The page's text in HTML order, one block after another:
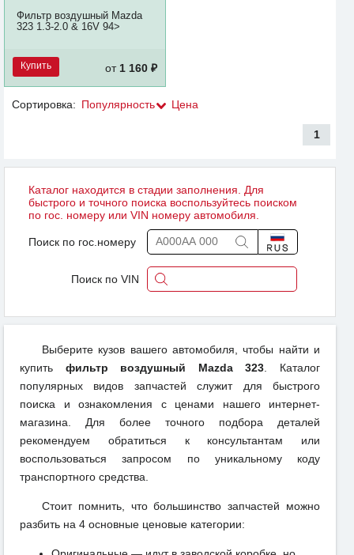
Фильтр воздушный Mazda
323 1.3-2.0 & 16V 94>
Купить от 1 160 ₽
Сортировка: Популярность Цена
1
Каталог находится в стадии заполнения. Для
быстрого и точного поиска воспользуйтесь поиском
по гос. номеру или VIN номеру автомобиля.
Поиск по гос.номеру
Поиск по VIN
Выберите кузов вашего автомобиля, чтобы найти и
купить фильтр воздушный Mazda 323 . Каталог
популярных видов запчастей служит для быстрого
поиска и ознакомления с ценами нашего интернет-
магазина. Для более точного подбора деталей
рекомендуем обратиться к консультантам или
воспользоваться запросом по уникальному коду
транспортного средства.
Стоит помнить, что большинство запчастей можно
разбить на 4 основные ценовые категории: